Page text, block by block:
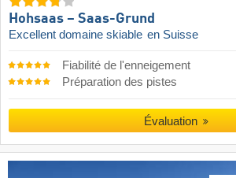
Hohsaas – Saas-Grund
Excellent domaine skiable en Suisse
Fiabilité de l'enneigement
Préparation des pistes
Évaluation